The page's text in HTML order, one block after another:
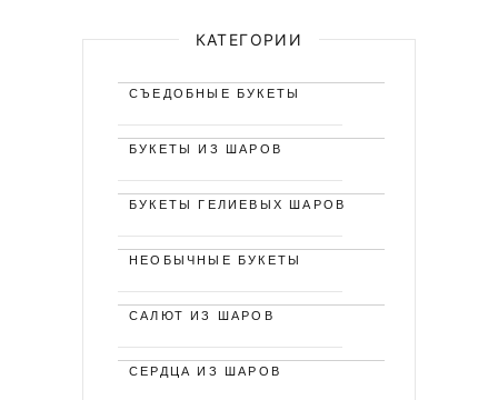
КАТЕГОРИИ
СЪЕДОБНЫЕ БУКЕТЫ
БУКЕТЫ ИЗ ШАРОВ
БУКЕТЫ ГЕЛИЕВЫХ ШАРОВ
НЕОБЫЧНЫЕ БУКЕТЫ
САЛЮТ ИЗ ШАРОВ
СЕРДЦА ИЗ ШАРОВ